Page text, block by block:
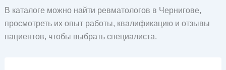
В каталоге можно найти ревматологов в Чернигове,
просмотреть их опыт работы, квалификацию и отзывы
пациентов, чтобы выбрать специалиста.